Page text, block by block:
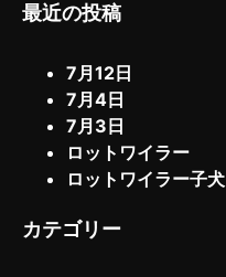
最近の投稿
7月12日
7月4日
7月3日
ロットワイラー
ロットワイラー子犬
カテゴリー